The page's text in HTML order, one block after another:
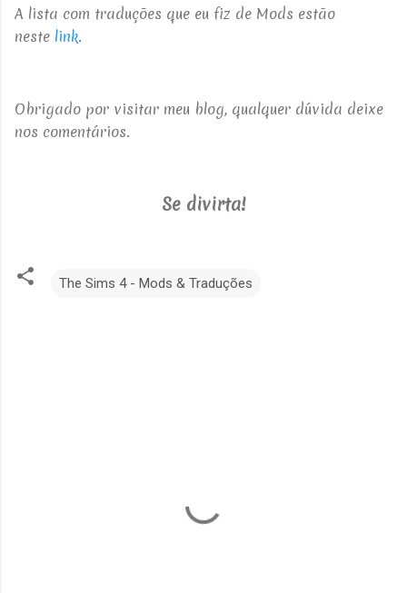
A lista com traduções que eu fiz de Mods estão
neste link.
Obrigado por visitar meu blog, qualquer dúvida deixe
nos comentários.
Se divirta!
The Sims 4 - Mods & Traduções